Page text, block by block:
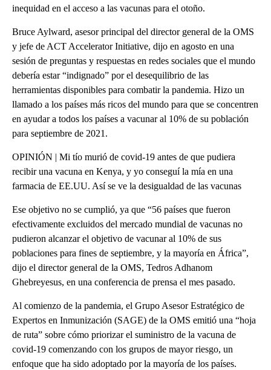
inequidad en el acceso a las vacunas para el otoño.
Bruce Aylward, asesor principal del director general de la OMS
y jefe de ACT Accelerator Initiative, dijo en agosto en una
sesión de preguntas y respuestas en redes sociales que el mundo
debería estar “indignado” por el desequilibrio de las
herramientas disponibles para combatir la pandemia. Hizo un
llamado a los países más ricos del mundo para que se concentren
en ayudar a todos los países a vacunar al 10% de su población
para septiembre de 2021.
OPINIÓN | Mi tío murió de covid-19 antes de que pudiera
recibir una vacuna en Kenya, y yo conseguí la mía en una
farmacia de EE.UU. Así se ve la desigualdad de las vacunas
Ese objetivo no se cumplió, ya que “56 países que fueron
efectivamente excluidos del mercado mundial de vacunas no
pudieron alcanzar el objetivo de vacunar al 10% de sus
poblaciones para fines de septiembre, y la mayoría en África”,
dijo el director general de la OMS, Tedros Adhanom
Ghebreyesus, en una conferencia de prensa el mes pasado.
Al comienzo de la pandemia, el Grupo Asesor Estratégico de
Expertos en Inmunización (SAGE) de la OMS emitió una “hoja
de ruta” sobre cómo priorizar el suministro de la vacuna de
covid-19 comenzando con los grupos de mayor riesgo, un
enfoque que ha sido adoptado por la mayoría de los países.